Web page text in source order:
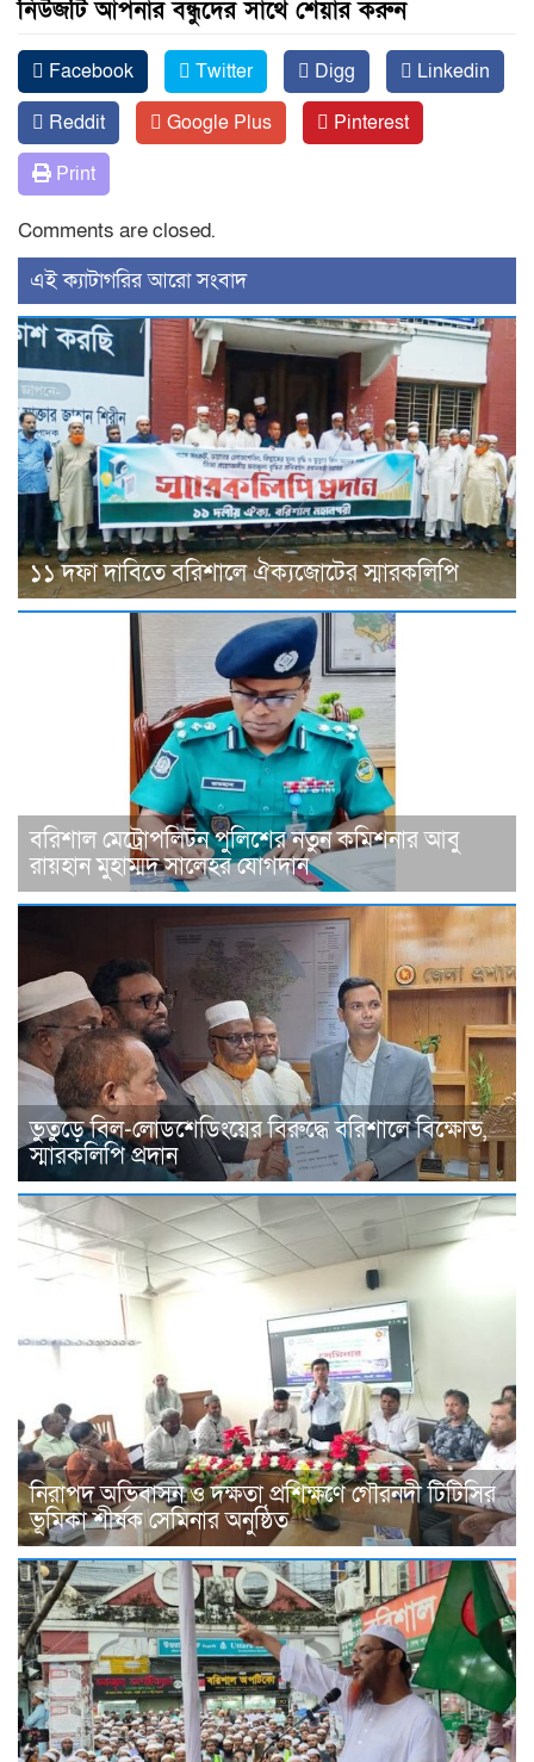
নিউজটি আপনার বন্ধুদের সাথে শেয়ার করুন
Facebook Twitter Digg
Linkedin
Reddit
Google Plus
Pinterest
Print
Comments are closed.
‍এই ক্যাটাগরির ‍আরো সংবাদ
১১ দফা দাবিতে বরিশালে ঐক্যজোটের স্মারকলিপি
বরিশাল মেট্রোপলিটন পুলিশের নতুন কমিশনার আবু
রায়হান মুহাম্মদ সালেহর যোগদান
ভুতুড়ে বিল-লোডশেডিংয়ের বিরুদ্ধে বরিশালে বিক্ষোভ,
স্মারকলিপি প্রদান
নিরাপদ অভিবাসন ও দক্ষতা প্রশিক্ষণে গৌরনদী টিটিসির
ভূমিকা শীর্ষক সেমিনার অনুষ্ঠিত